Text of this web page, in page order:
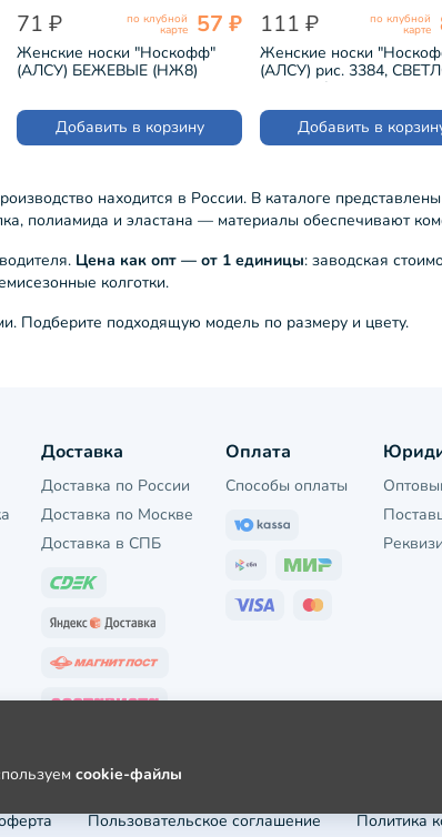
71 ₽ по клубной
карте 57 ₽
Женские носки "Носкофф"
(АЛСУ) БЕЖЕВЫЕ (НЖ8)
Добавить в корзину
111 ₽ по клубной
карте
Женские носки
(АЛСУ) рис. 3384,
СЕРЫЕ (ФС47)
Добавить в
находится в России. В каталоге
полиамида и эластана — материалы обеспечивают
Цена как опт — от 1 единицы: заводская
колготки.
Подберите подходящую модель по размеру и цвету.
Доставка
Доставка по России
Доставка по Москве
Доставка в СПБ
Оплата
Способы оплаты
Пользовательское соглашение Политика
cookie-файлы